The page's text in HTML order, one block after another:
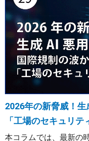
フォンを狙うランサ
スマートフォン感染が
るリスク、そして必
す。
2026年の新脅威！
「工場のセキュリ
本コラムでは、最新の